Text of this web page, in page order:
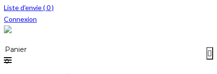
Liste d'envie (0)
Connexion
Panier
0